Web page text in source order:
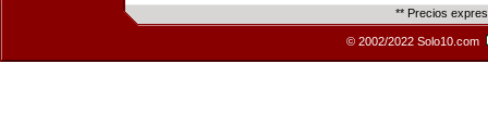
** Precios
© 2002/2022 Solo10.com